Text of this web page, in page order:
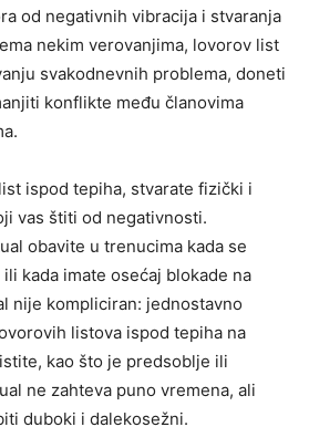
od negativnih vibracija i stvaranja
nekim verovanjima, lovorov list
svakodnevnih problema, doneti
konflikte među članovima
ispod tepiha, stvarate fizički i
vas štiti od negativnosti.
obavite u trenucima kada se
kada imate osećaj blokade na
nije kompliciran: jednostavno
listova ispod tepiha na
kao što je predsoblje ili
ne zahteva puno vremena, ali
duboki i dalekosežni.